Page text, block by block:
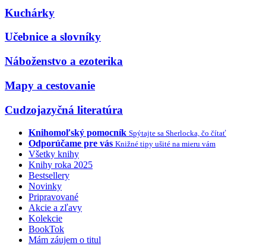
Kuchárky
Učebnice a slovníky
Náboženstvo a ezoterika
Mapy a cestovanie
Cudzojazyčná literatúra
Knihomoľský pomocník Spýtajte sa Sherlocka, čo čítať
Odporúčame pre vás Knižné tipy ušité na mieru vám
Všetky knihy
Knihy roka 2025
Bestsellery
Novinky
Pripravované
Akcie a zľavy
Kolekcie
BookTok
Mám záujem o titul